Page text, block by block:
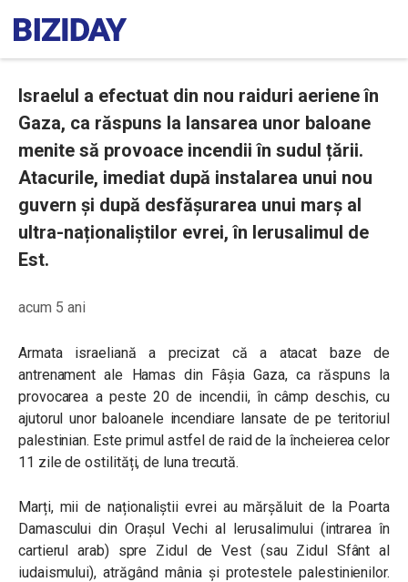
Israelul a efectuat din nou raiduri aeriene în
Gaza, ca răspuns la lansarea unor baloane
menite să provoace incendii în sudul țării.
Atacurile, imediat după instalarea unui nou
guvern și după desfășurarea unui marș al
ultra-naționaliștilor evrei, în Ierusalimul de
Est.
acum 5 ani
Armata israeliană a precizat că a atacat baze de
antrenament ale Hamas din Fâșia Gaza, ca răspuns la
provocarea a peste 20 de incendii, în câmp deschis, cu
ajutorul unor baloanele incendiare lansate de pe teritoriul
palestinian. Este primul astfel de raid de la încheierea celor
11 zile de ostilități, de luna trecută.
Marți, mii de naționaliștii evrei au mărșăluit de la Poarta
Damascului din Orașul Vechi al Ierusalimului (intrarea în
cartierul arab) spre Zidul de Vest (sau Zidul Sfânt al
iudaismului), atrăgând mânia și protestele palestinienilor.